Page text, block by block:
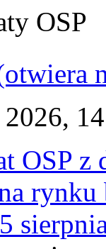
OSP
OSP z
rynku